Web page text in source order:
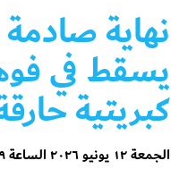
نهاية
يسقط في
كبريتية
الجمعة ١٢ يونيو ٢٠٢٦ الساعة ٠٨:١٩ مساءً